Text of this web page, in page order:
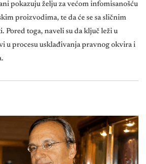
pokazuju želju za većom infomisanošću
proizvodima, te da će se sa sličnim
Pored toga, naveli su da ključ leži u
u procesu usklađivanja pravnog okvira i